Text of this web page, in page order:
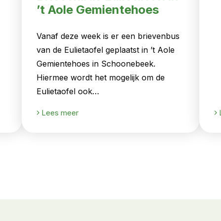
’t Aole Gemientehoes
Vanaf deze week is er een brievenbus
van de Eulietaofel geplaatst in ’t Aole
Gemientehoes in Schoonebeek.
Hiermee wordt het mogelijk om de
Eulietaofel ook…
Lees meer